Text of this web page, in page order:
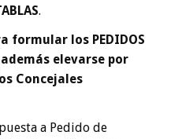
.
los PEDIDOS
además elevarse por
Concejales
a Pedido de